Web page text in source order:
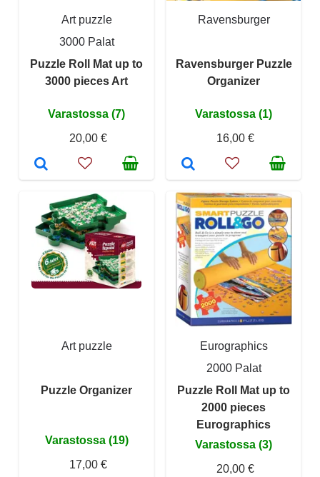
Art puzzle
3000 Palat
Puzzle Roll Mat up to
3000 pieces Art
Varastossa (7)
20,00 €
Ravensburger
Ravensburger Puzzle
Organizer
Varastossa (1)
16,00 €
Art puzzle
Puzzle Organizer
Varastossa (19)
17,00 €
Eurographics
2000 Palat
Puzzle Roll Mat up to
2000 pieces
Eurographics
Varastossa (3)
20,00 €